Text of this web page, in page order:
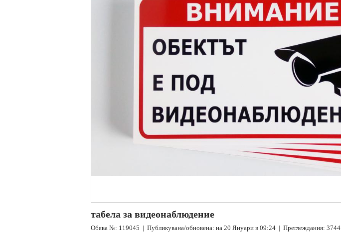
табела за видеонаблюдение
Обява №: 119045 | Публикувана/обновена: на 20 Януари в 09:24 | Преглеждания: 3744